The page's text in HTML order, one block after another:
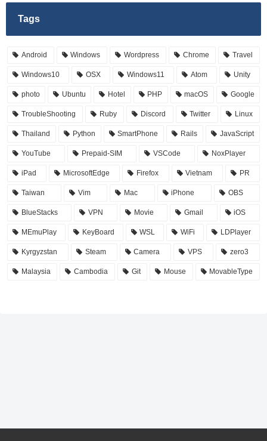
Tags
Android Windows Wordpress Chrome Travel
Windows10 OSX Windows11 Atom Unity
photo Ubuntu Hotel PHP macOS Google
TroubleShooting Ruby Discord Twitter Linux
Thailand Python SmartPhone Rails JavaScript
YouTube Prepaid-SIM VSCode NoxPlayer
iPad MicrosoftEdge Firefox Vietnam PR
Taiwan Vim Mac iPhone OBS
BlueStacks VPN Movie Gmail iOS
MEmuPlay KeyBoard WSL WiFi LDPlayer
Kyrgyzstan Steam Camera VPS zero3
Malaysia Cambodia Git Mouse MovableType